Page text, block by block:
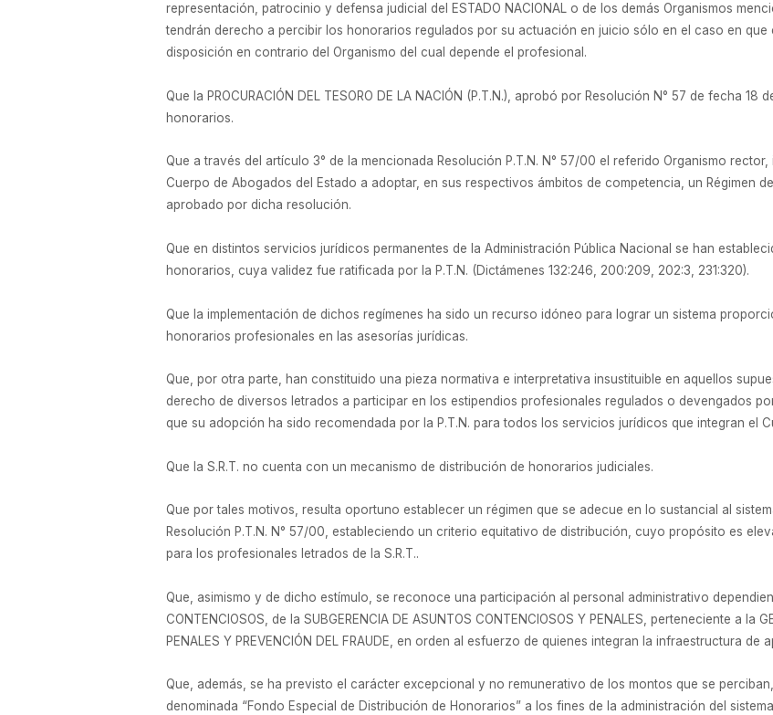
representación, patrocinio y defensa judicial del ESTADO NACIONAL o de los demás Organismos
tendrán derecho a percibir los honorarios regulados por su actuación en juicio sólo en el caso en
disposición en contrario del Organismo del cual depende el profesional.
Que la PROCURACIÓN DEL TESORO DE LA NACIÓN (P.T.N.), aprobó por Resolución N° 57 de fecha
honorarios.
Que a través del artículo 3° de la mencionada Resolución P.T.N. N° 57/00 el referido Organismo
Cuerpo de Abogados del Estado a adoptar, en sus respectivos ámbitos de competencia, un Régimen
aprobado por dicha resolución.
Que en distintos servicios jurídicos permanentes de la Administración Pública Nacional se han
honorarios, cuya validez fue ratificada por la P.T.N. (Dictámenes 132:246, 200:209, 202:3, 231:320).
Que la implementación de dichos regímenes ha sido un recurso idóneo para lograr un sistema
honorarios profesionales en las asesorías jurídicas.
Que, por otra parte, han constituido una pieza normativa e interpretativa insustituible en aquellos
derecho de diversos letrados a participar en los estipendios profesionales regulados o devengados
que su adopción ha sido recomendada por la P.T.N. para todos los servicios jurídicos que integran el
Que la S.R.T. no cuenta con un mecanismo de distribución de honorarios judiciales.
Que por tales motivos, resulta oportuno establecer un régimen que se adecue en lo sustancial al
Resolución P.T.N. N° 57/00, estableciendo un criterio equitativo de distribución, cuyo propósito es
para los profesionales letrados de la S.R.T..
Que, asimismo y de dicho estímulo, se reconoce una participación al personal administrativo
CONTENCIOSOS, de la SUBGERENCIA DE ASUNTOS CONTENCIOSOS Y PENALES, perteneciente a la
PENALES Y PREVENCIÓN DEL FRAUDE, en orden al esfuerzo de quienes integran la infraestructura
Que, además, se ha previsto el carácter excepcional y no remunerativo de los montos que se
denominada “Fondo Especial de Distribución de Honorarios” a los fines de la administración del